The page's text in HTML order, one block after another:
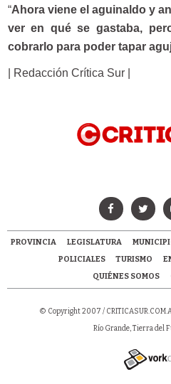
“Ahora viene el aguinaldo y
ver en qué se gastaba,
cobrarlo para poder tapar
| Redacción Crítica Sur |
PROVINCIA LEGISLATURA
POLICIALES
TURISMO
QUIÉNES SOMOS
© Copyright 2007 /
Río Grande, Tierra del